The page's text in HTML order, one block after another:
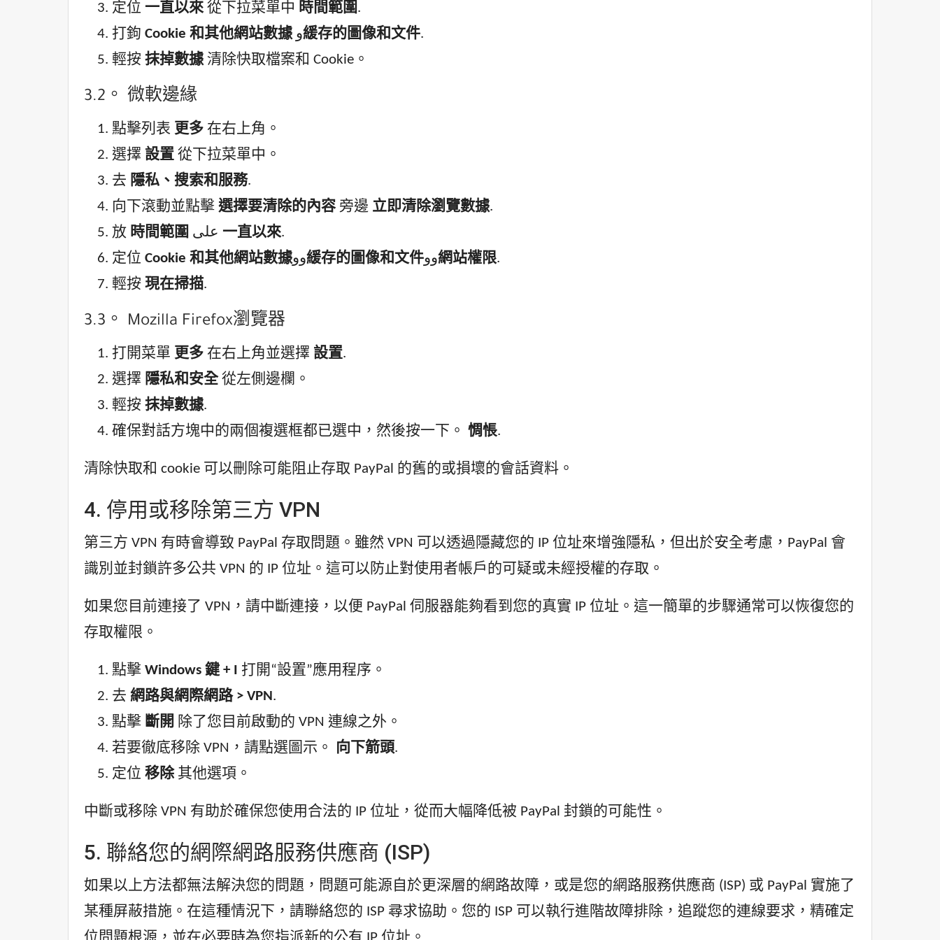
定位 一直以來從下拉菜單中 時間範圍.
打鉤 Cookie 和其他網站數據 و緩存的圖像和文件.
輕按 抹掉數據 清除快取檔案和 Cookie。
3.2。 微軟邊緣
點擊列表 更多 在右上角。
選擇 設置 從下拉菜單中。
去 隱私、搜索和服務.
向下滾動並點擊 選擇要清除的內容旁邊 立即清除瀏覽數據.
放 時間範圍 一直以來.
定位 Cookie 和其他網站數據وو緩存的圖像和文件وو網站權限.
輕按 現在掃描.
3.3。 Mozilla Firefox瀏覽器
打開菜單 更多 在右上角並選擇 設置.
選擇 隱私和安全從左側邊欄。
輕按 抹掉數據.
確保對話方塊中的兩個複選框都已選中，然後按一下。 惆悵.
清除快取和 cookie 可以刪除可能阻止存取 PayPal 的舊的或損壞的會話資料。
4. 停用或移除第三方 VPN
第三方 VPN 有時會導致 PayPal 存取問題。雖然 VPN 可以透過隱藏您的 IP 位址來增強隱私，但出於安全考慮，PayPal 會
識別並封鎖許多公共 VPN 的 IP 位址。這可以防止對使用者帳戶的可疑或未經授權的存取。
如果您目前連接了 VPN，請中斷連接，以便 PayPal 伺服器能夠看到您的真實 IP 位址。這一簡單的步驟通常可以恢復您的
存取權限。
點擊 Windows 鍵 + I 打開“設置”應用程序。
去 網路與網際網路 > VPN.
點擊 斷開 除了您目前啟動的 VPN 連線之外。
若要徹底移除 VPN，請點選圖示。
向下箭頭.
定位 移除其他選項。
中斷或移除 VPN 有助於確保您使用合法的 IP 位址，從而大幅降低被 PayPal 封鎖的可能性。
5. 聯絡您的網際網路服務供應商 (ISP)
如果以上方法都無法解決您的問題，問題可能源自於更深層的網路故障，或是您的網路服務供應商 (ISP) 或 PayPal 實施了
某種屏蔽措施。在這種情況下，請聯絡您的 ISP 尋求協助。您的 ISP 可以執行進階故障排除，追蹤您的連線要求，精確定